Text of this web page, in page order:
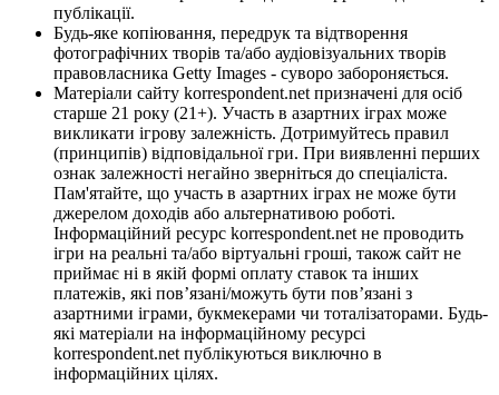
публікації.
Будь-яке копіювання, передрук та відтворення
фотографічних творів та/або аудіовізуальних творів
правовласника Getty Images - суворо забороняється.
Матеріали сайту korrespondent.net призначені для осіб
старше 21 року (21+). Участь в азартних іграх може
викликати ігрову залежність. Дотримуйтесь правил
(принципів) відповідальної гри. При виявленні перших
ознак залежності негайно зверніться до спеціаліста.
Пам'ятайте, що участь в азартних іграх не може бути
джерелом доходів або альтернативою роботі.
Інформаційний ресурс korrespondent.net не проводить
ігри на реальні та/або віртуальні гроші, також сайт не
приймає ні в якій формі оплату ставок та інших
платежів, які пов’язані/можуть бути пов’язані з
азартними іграми, букмекерами чи тоталізаторами. Будь-
які матеріали на інформаційному ресурсі
korrespondent.net публікуються виключно в
інформаційних цілях.